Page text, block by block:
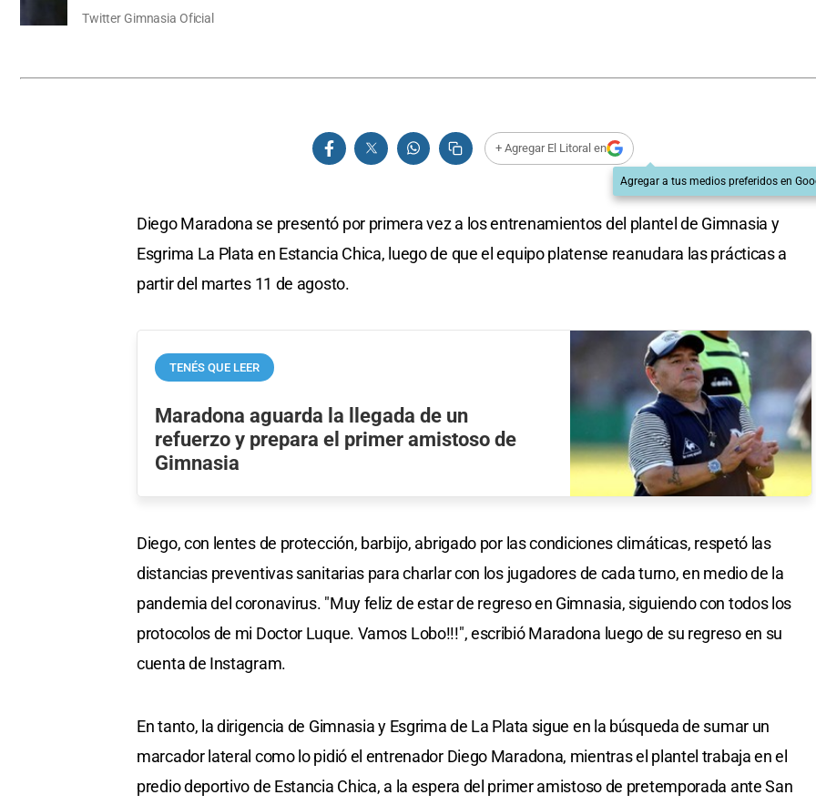
Twitter Gimnasia Oficial
+ Agregar El Litoral en
Agregar a tus medios preferidos en
Diego Maradona se presentó por primera vez a los entrenamientos del plantel de Gimnasia y
Esgrima La Plata en Estancia Chica, luego de que el equipo platense reanudara las prácticas a
partir del martes 11 de agosto.
TENÉS QUE LEER
Maradona aguarda la llegada de un
refuerzo y prepara el primer amistoso de
Gimnasia
Diego, con lentes de protección, barbijo, abrigado por las condiciones climáticas, respetó las
distancias preventivas sanitarias para charlar con los jugadores de cada turno, en medio de la
pandemia del coronavirus. "Muy feliz de estar de regreso en Gimnasia, siguiendo con todos los
protocolos de mi Doctor Luque. Vamos Lobo!!!", escribió Maradona luego de su regreso en su
cuenta de Instagram.
En tanto, la dirigencia de Gimnasia y Esgrima de La Plata sigue en la búsqueda de sumar un
marcador lateral como lo pidió el entrenador Diego Maradona, mientras el plantel trabaja en el
predio deportivo de Estancia Chica, a la espera del primer amistoso de pretemporada ante San